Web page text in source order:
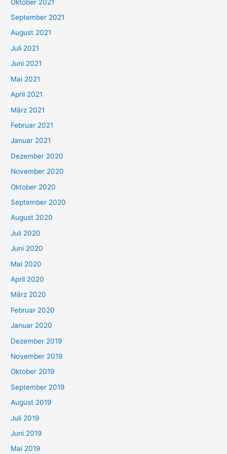
n
n
a
c
h
:
Oktober 2021
September 2021
August 2021
Juli 2021
Juni 2021
Mai 2021
April 2021
März 2021
Februar 2021
Januar 2021
Dezember 2020
November 2020
Oktober 2020
September 2020
August 2020
Juli 2020
Juni 2020
Mai 2020
April 2020
März 2020
Februar 2020
Januar 2020
Dezember 2019
November 2019
Oktober 2019
September 2019
August 2019
Juli 2019
Juni 2019
Mai 2019